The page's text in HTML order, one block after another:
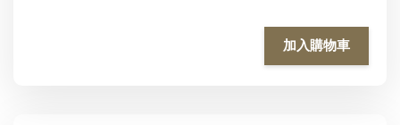
加入購物車